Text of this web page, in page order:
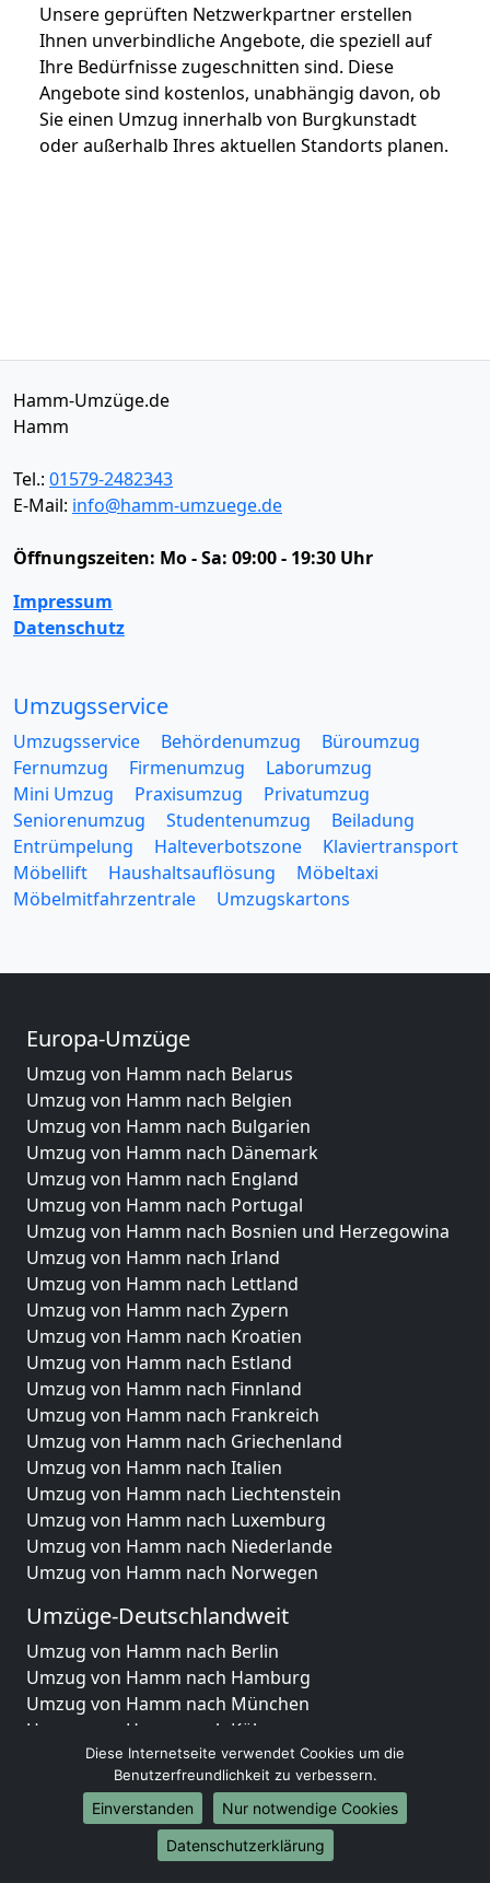
Unsere geprüften Netzwerkpartner erstellen
Ihnen unverbindliche Angebote, die speziell auf
Ihre Bedürfnisse zugeschnitten sind. Diese
Angebote sind kostenlos, unabhängig davon, ob
Sie einen Umzug innerhalb von Burgkunstadt
oder außerhalb Ihres aktuellen Standorts planen.
Hamm-Umzüge.de
Hamm
Tel.: 01579-2482343
E-Mail: info@hamm-umzuege.de
Öffnungszeiten: Mo - Sa: 09:00 - 19:30 Uhr
Impressum
Datenschutz
Umzugsservice
Umzugsservice Behördenumzug
Büroumzug
Fernumzug
Firmenumzug
Laborumzug
Mini Umzug
Praxisumzug
Privatumzug
Seniorenumzug
Studentenumzug
Beiladung
Entrümpelung
Halteverbotszone
Klaviertransport
Möbellift
Haushaltsauflösung
Möbeltaxi
Möbelmitfahrzentrale
Umzugskartons
Europa-Umzüge
Umzug von Hamm nach Belarus
Umzug von Hamm nach Belgien
Umzug von Hamm nach Bulgarien
Umzug von Hamm nach Dänemark
Umzug von Hamm nach England
Umzug von Hamm nach Portugal
Umzug von Hamm nach Bosnien und Herzegowina
Umzug von Hamm nach Irland
Umzug von Hamm nach Lettland
Umzug von Hamm nach Zypern
Umzug von Hamm nach Kroatien
Umzug von Hamm nach Estland
Umzug von Hamm nach Finnland
Umzug von Hamm nach Frankreich
Umzug von Hamm nach Griechenland
Umzug von Hamm nach Italien
Umzug von Hamm nach Liechtenstein
Umzug von Hamm nach Luxemburg
Umzug von Hamm nach Niederlande
Umzug von Hamm nach Norwegen
Umzüge-Deutschlandweit
Umzug von Hamm nach Berlin
Umzug von Hamm nach Hamburg
Umzug von Hamm nach München
Umzug von Hamm nach Köln
Umzug von Hamm nach Frankfurt am Main
Umzug von Hamm nach Stuttgart
Umzug von Hamm nach Düsseldorf
Umzug von Hamm nach Leipzig
Umzug von Hamm nach Dortmund
Diese Internetseite verwendet Cookies um die
Benutzerfreundlichkeit zu verbessern.
Einverstanden
Nur notwendige Cookies
Datenschutzerklärung